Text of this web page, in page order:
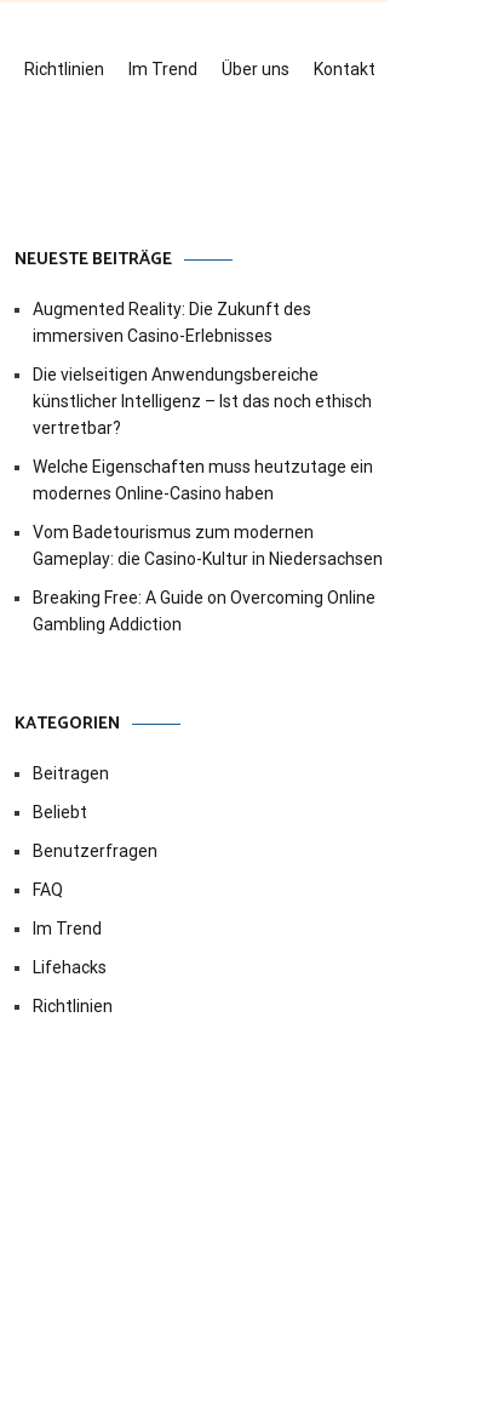
Richtlinien Im Trend Über uns Kontakt
NEUESTE BEITRÄGE
Augmented Reality: Die Zukunft des
immersiven Casino-Erlebnisses
Die vielseitigen Anwendungsbereiche
künstlicher Intelligenz – Ist das noch ethisch
vertretbar?
Welche Eigenschaften muss heutzutage ein
modernes Online-Casino haben
Vom Badetourismus zum modernen
Gameplay: die Casino-Kultur in Niedersachsen
Breaking Free: A Guide on Overcoming Online
Gambling Addiction
KATEGORIEN
Beitragen
Beliebt
Benutzerfragen
FAQ
Im Trend
Lifehacks
Richtlinien